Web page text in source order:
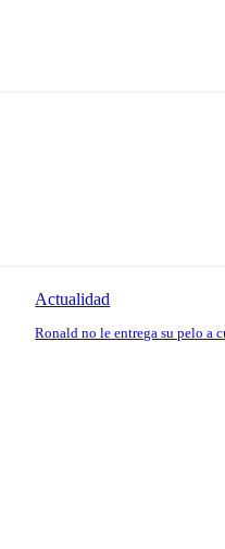
Actualidad
Ronald no le entrega su pelo a